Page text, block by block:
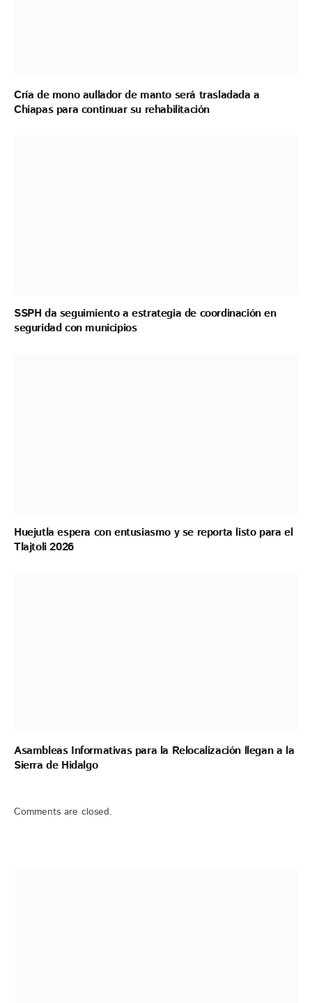
Cría de mono aullador de manto será trasladada a
Chiapas para continuar su rehabilitación
SSPH da seguimiento a estrategia de coordinación en
seguridad con municipios
Huejutla espera con entusiasmo y se reporta listo para el
Tlajtoli 2026
Asambleas Informativas para la Relocalización llegan a la
Sierra de Hidalgo
Comments are closed.